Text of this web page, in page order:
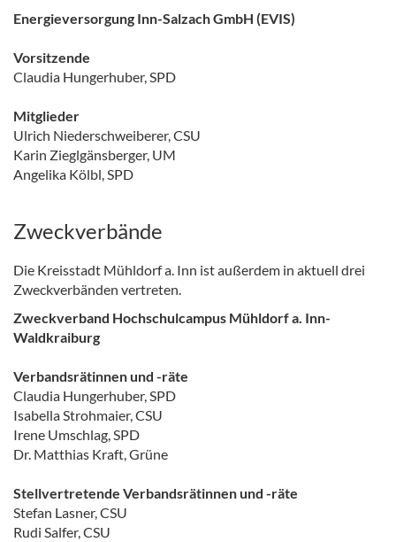
Energieversorgung Inn-Salzach GmbH (EVIS)
Vorsitzende
Claudia Hungerhuber, SPD
Mitglieder
Ulrich Niederschweiberer, CSU
Karin Zieglgänsberger, UM
Angelika Kölbl, SPD
Zweckverbände
Die Kreisstadt Mühldorf a. Inn ist außerdem in aktuell drei
Zweckverbänden vertreten.
Zweckverband Hochschulcampus Mühldorf a. Inn-
Waldkraiburg
Verbandsrätinnen und -räte
Claudia Hungerhuber, SPD
Isabella Strohmaier, CSU
Irene Umschlag, SPD
Dr. Matthias Kraft, Grüne
Stellvertretende Verbandsrätinnen und -räte
Stefan Lasner, CSU
Rudi Salfer, CSU